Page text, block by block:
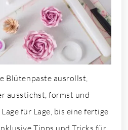
Blütenpaste ausrollst,
ausstichst, formst und
für Lage, bis eine fertige
Tipps und Tricks für